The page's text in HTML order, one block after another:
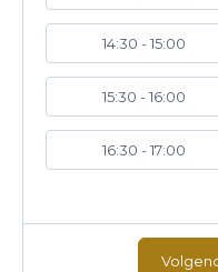
14:30 - 15:00
15:30 - 16:00
16:30 - 17:00